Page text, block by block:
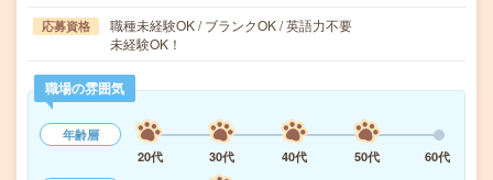
応募資格
職種未経験OK / ブランクOK / 英語力不要
未経験OK！
職場の雰囲気
年齢層
20代
30代 40代 50代
60代